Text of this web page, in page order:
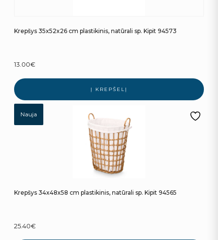
Krepšys 35x52x26 cm plastikinis, natūrali sp. Kipit 94573
13.00€
Į KREPŠELĮ
Nauja
Krepšys 34x48x58 cm plastikinis, natūrali sp. Kipit 94565
25.40€